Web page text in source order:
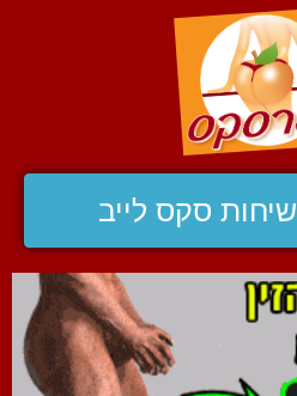
שיחות סקס לייב